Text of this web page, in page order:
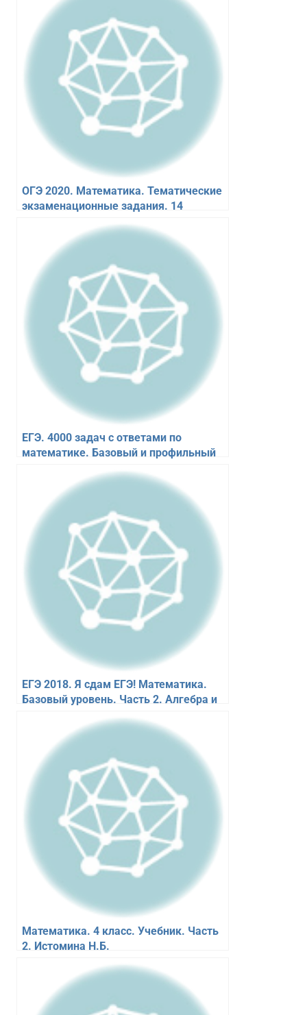
ОГЭ 2020. Математика. Тематические
экзаменационные задания. 14
ЕГЭ. 4000 задач с ответами по
математике. Базовый и профильный
ЕГЭ 2018. Я сдам ЕГЭ! Математика.
Базовый уровень. Часть 2. Алгебра и
Типовые задания.
Математика. 4 класс. Учебник. Часть
2. Истомина Н.Б.